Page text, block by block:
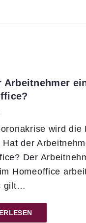
Arbeitnehmer
wird die
der
Der
Homeoffice
gilt…